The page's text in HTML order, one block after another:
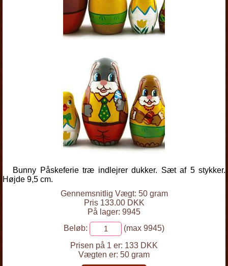
Bunny Påskeferie træ indlejrer dukker. Sæt af 5 stykker.
Højde 9,5 cm.
Gennemsnitlig Vægt: 50 gram
Pris 133.00 DKK
På lager: 9945
Beløb:
(max 9945)
Prisen på 1 er: 133 DKK
Vægten er: 50 gram